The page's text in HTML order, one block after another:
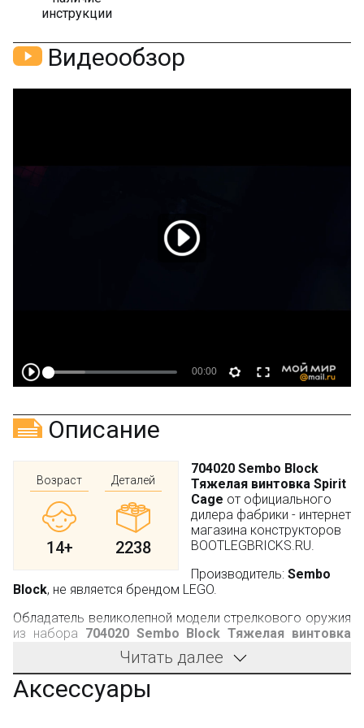
инструкции
Видеообзор
Описание
Возраст
14+
Деталей
2238
704020 Sembo Block
Тяжелая винтовка Spirit
Cage от официального
дилера фабрики - интернет
магазина конструкторов
BOOTLEGBRICKS.RU.
Производитель: Sembo
Block, не является брендом LEGO.
Обладатель великолепной модели стрелкового оружия
из набора 704020 Sembo BlockТяжелая винтовка
Получит не просто сборную игрушку, а
завидную копию реального оружия. В первую очередь,
винтовка впечатляет своими внушительными
габаритами:
Читать далее
Аксессуары